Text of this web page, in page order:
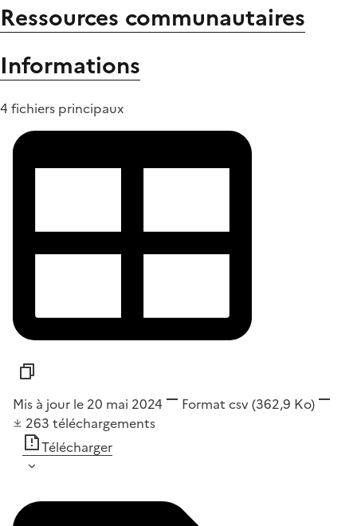
Ressources communautaires
Informations
4 fichiers principaux
Mis à jour le 20 mai 2024 Format csv(362,9 Ko)
263 téléchargements
Télécharger